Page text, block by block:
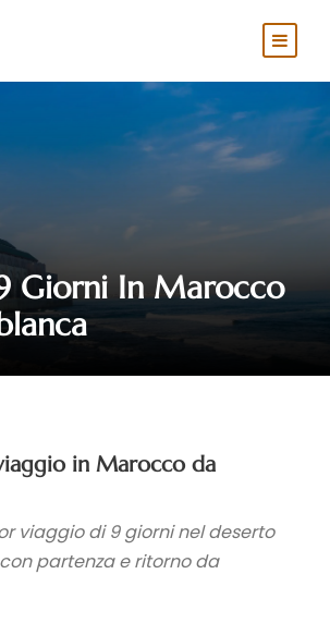
Giorni In Marocco
in Marocco da
viaggio di 9 giorni nel deserto
partenza e ritorno da